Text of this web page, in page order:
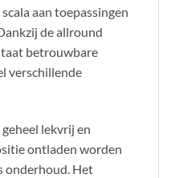
aan toepassingen
de allround
betrouwbare
verschillende
geheel lekvrij en
ontladen worden
onderhoud. Het